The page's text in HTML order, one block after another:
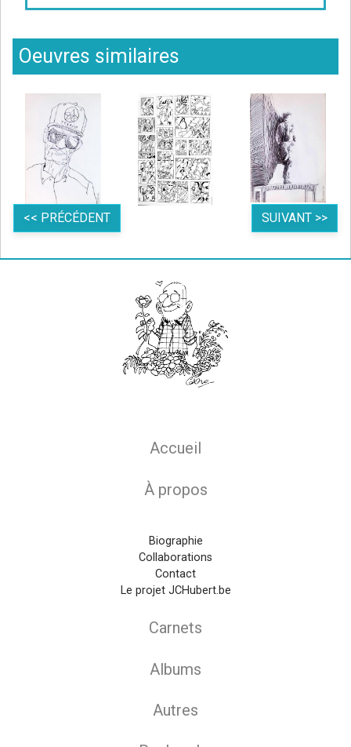
Oeuvres similaires
<< PRÉCÉDENT SUIVANT >>
Accueil
À propos
Biographie
Collaborations
Contact
Le projet JCHubert.be
Carnets
Albums
Autres